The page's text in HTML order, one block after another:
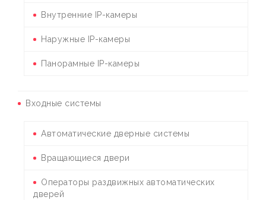
Внутренние IP-камеры
Наружные IP-камеры
Панорамные IP-камеры
Входные системы
Автоматические дверные системы
Вращающиеся двери
Операторы раздвижных автоматических
дверей